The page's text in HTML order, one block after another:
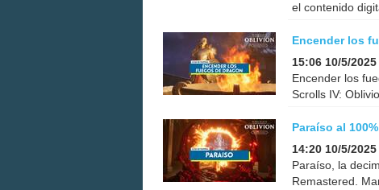
el contenido
Encender los
15:06 10/5/2025
Encender los
Scrolls IV:
Paraíso al
14:20 10/5/2025
Paraíso, la
Remastered.